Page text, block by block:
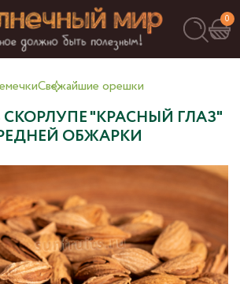
0
Свежайшие орешки
"КРАСНЫЙ ГЛАЗ"
ОБЖАРКИ